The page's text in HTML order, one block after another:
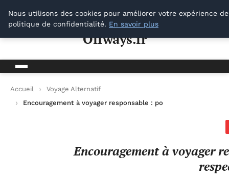
Offways.fr
Offways.fr
Accueil
Voyage Alternatif
Encouragement à voyager responsable : pourquoi choisir
Encouragement à voyager
Nous utilisons des cookies pour améliorer votre expérience
politique de confidentialité. En savoir plus